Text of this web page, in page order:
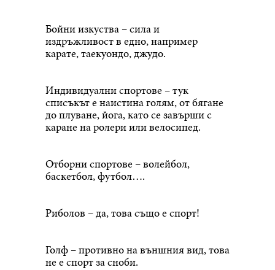
Бойни изкуства – сила и
издръжливост в едно, например
карате, таекуондо, джудо.
Индивидуални спортове – тук
списъкът е наистина голям, от бягане
до плуване, йога, като се завърши с
каране на ролери или велосипед.
Отборни спортове – волейбол,
баскетбол, футбол….
Риболов – да, това също е спорт!
Голф – противно на външния вид, това
не е спорт за сноби.